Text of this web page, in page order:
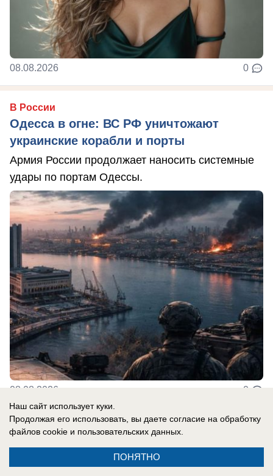
08.08.2026 0
В России
Одесса в огне: ВС РФ уничтожают
украинские корабли и порты
Армия России продолжает наносить системные
удары по портам Одессы.
08.08.2026 0
Наш сайт использует куки.
Продолжая его использовать, вы даете согласие на обработку
файлов cookie и пользовательских данных.
ПОНЯТНО